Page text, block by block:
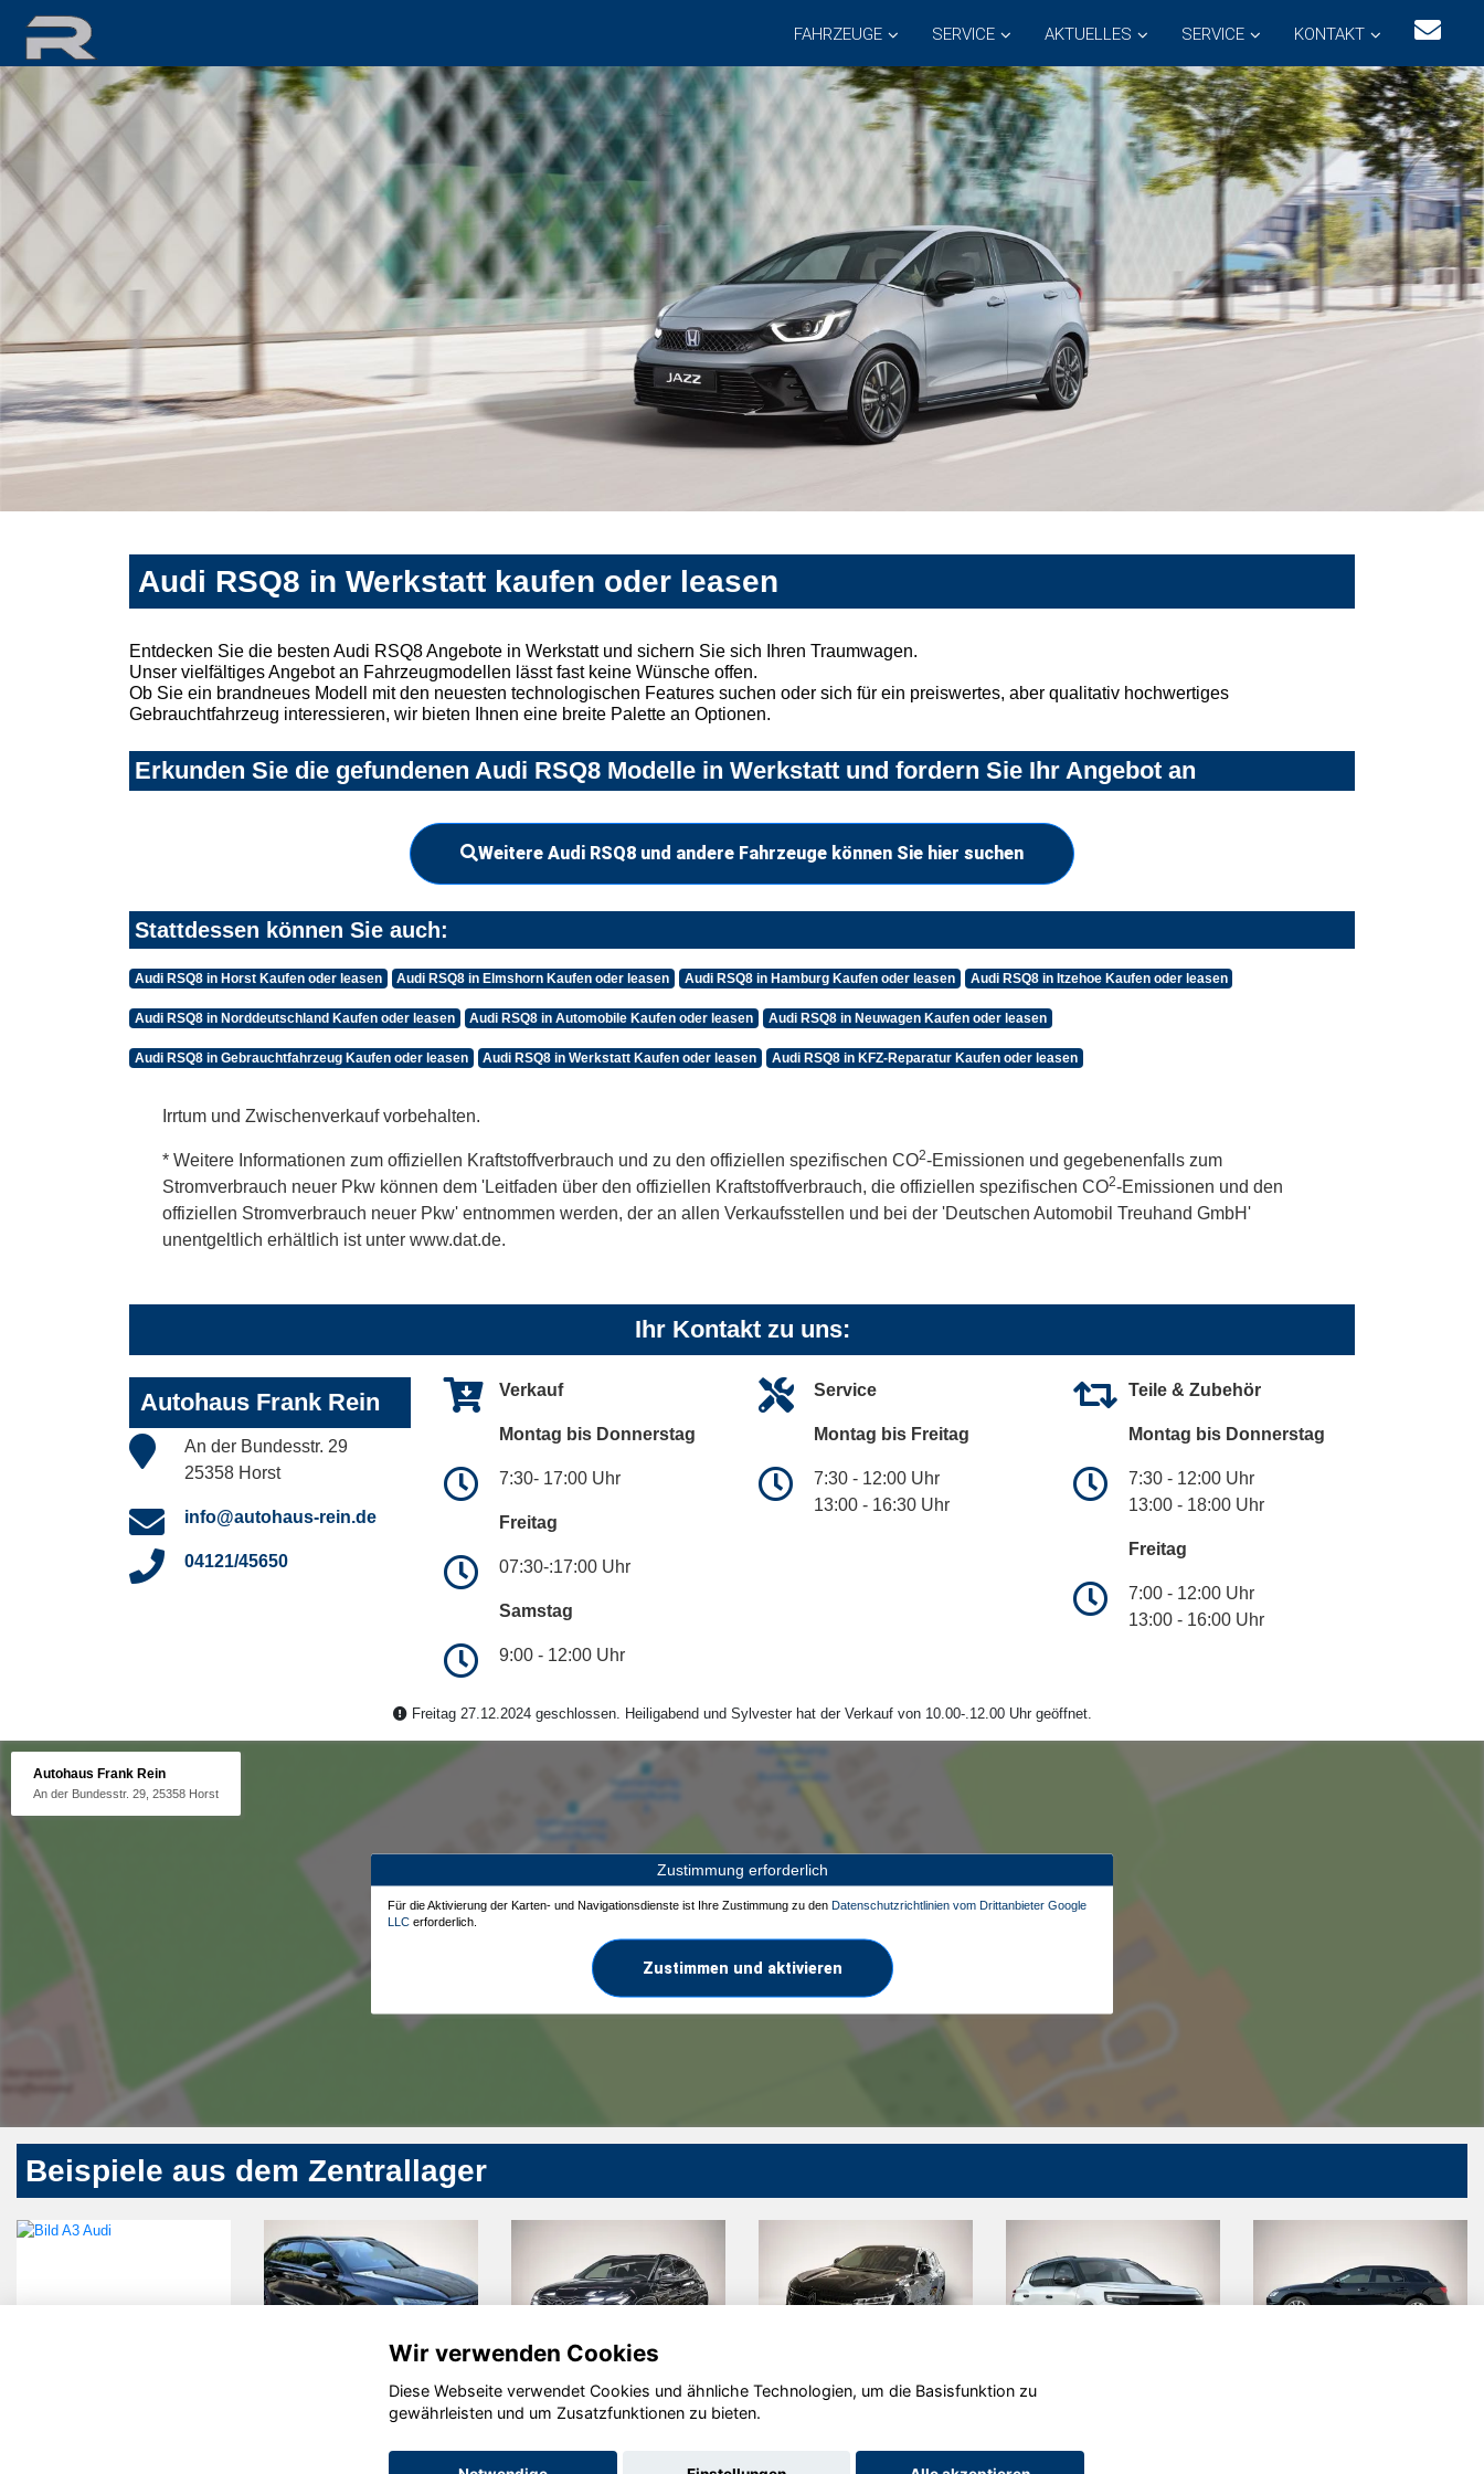
FAHRZEUGE SERVICE AKTUELLES SERVICE KONTAKT
Audi RSQ8 in Werkstatt kaufen oder leasen
Entdecken Sie die besten Audi RSQ8 Angebote in Werkstatt und sichern Sie sich Ihren Traumwagen.
Unser vielfältiges Angebot an Fahrzeugmodellen lässt fast keine Wünsche offen.
Ob Sie ein brandneues Modell mit den neuesten technologischen Features suchen oder sich für ein preiswertes, aber qualitativ hochwertiges
Gebrauchtfahrzeug interessieren, wir bieten Ihnen eine breite Palette an Optionen.
Erkunden Sie die gefundenen Audi RSQ8 Modelle in Werkstatt und fordern Sie Ihr Angebot an
Weitere Audi RSQ8 und andere Fahrzeuge können Sie hier suchen
Stattdessen können Sie auch:
Audi RSQ8 in Horst Kaufen oder leasen Audi RSQ8 in Elmshorn Kaufen oder leasen Audi RSQ8 in Hamburg Kaufen oder leasen Audi RSQ8 in Itzehoe Kaufen oder leasen
Audi RSQ8 in Norddeutschland Kaufen oder leasen Audi RSQ8 in Automobile Kaufen oder leasen Audi RSQ8 in Neuwagen Kaufen oder leasen
Audi RSQ8 in Gebrauchtfahrzeug Kaufen oder leasen Audi RSQ8 in Werkstatt Kaufen oder leasen Audi RSQ8 in KFZ-Reparatur Kaufen oder leasen
Irrtum und Zwischenverkauf vorbehalten.
* Weitere Informationen zum offiziellen Kraftstoffverbrauch und zu den offiziellen spezifischen CO2-Emissionen und gegebenenfalls zum
Stromverbrauch neuer Pkw können dem 'Leitfaden über den offiziellen Kraftstoffverbrauch, die offiziellen spezifischen CO2-Emissionen und den
offiziellen Stromverbrauch neuer Pkw' entnommen werden, der an allen Verkaufsstellen und bei der 'Deutschen Automobil Treuhand GmbH'
unentgeltlich erhältlich ist unter www.dat.de.
Ihr Kontakt zu uns:
Autohaus Frank Rein
An der Bundesstr. 29
25358 Horst
info@autohaus-rein.de
04121/45650
Verkauf
Montag bis Donnerstag
7:30- 17:00 Uhr
Freitag
07:30-:17:00 Uhr
Samstag
9:00 - 12:00 Uhr
Service
Montag bis Freitag
7:30 - 12:00 Uhr
13:00 - 16:30 Uhr
Teile & Zubehör
Montag bis Donnerstag
7:30 - 12:00 Uhr
13:00 - 18:00 Uhr
Freitag
7:00 - 12:00 Uhr
13:00 - 16:00 Uhr
Freitag 27.12.2024 geschlossen. Heiligabend und Sylvester hat der Verkauf von 10.00-.12.00 Uhr geöffnet.
Autohaus Frank Rein
An der Bundesstr. 29, 25358 Horst
Zustimmung erforderlich
Für die Aktivierung der Karten- und Navigationsdienste ist Ihre Zustimmung zu den Datenschutzrichtlinien vom Drittanbieter Google
LLC erforderlich.
Zustimmen und aktivieren
Beispiele aus dem Zentrallager
Hyundai
TUCSON
Renault
Austral
Opel
Wir verwenden Cookies
Diese Webseite verwendet Cookies und ähnliche Technologien, um die Basisfunktion zu
gewährleisten und um Zusatzfunktionen zu bieten.